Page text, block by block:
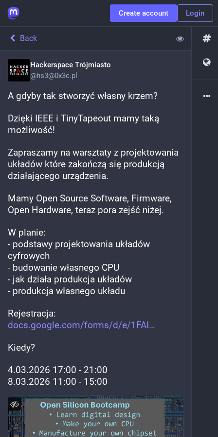
Create account Login
Back
Hackerspace Trójmiasto
@hs3@0x3c.pl
A gdyby tak stworzyć własny krzem?
Dzięki IEEE i TinyTapeout mamy taką
możliwość!
Zapraszamy na warsztaty z projektowania
układów które zakończą się produkcją
działającego urządzenia.
Mamy Open Source Software, Firmware,
Open Hardware, teraz pora zejść niżej.
W planie:
- podstawy projektowania układów
cyfrowych
- budowanie własnego CPU
- jak działa produkcja układów
- produkcja własnego układu
Rejestracja:
docs.google.com/forms/d/e/1FAI
Kiedy?
4.03.2026 17:00 - 21:00
8.03.2026 11:00 - 15:00